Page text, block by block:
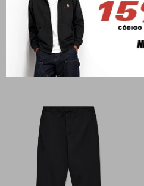
DEUS EX MACHINA
Pledge Moto Jersey
U$S 89